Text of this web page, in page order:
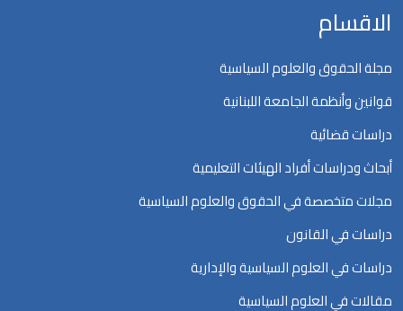
الاقسام
مجلة الحقوق والعلوم السياسية
قوانين وأنظمة الجامعة اللبنانية
دراسات قضائية
أبحاث ودراسات أفراد الهيئات التعليمية
مجلات متخصصة في الحقوق والعلوم السياسية
دراسات في القانون
دراسات في العلوم السياسية والإدارية
مقالات في العلوم السياسية